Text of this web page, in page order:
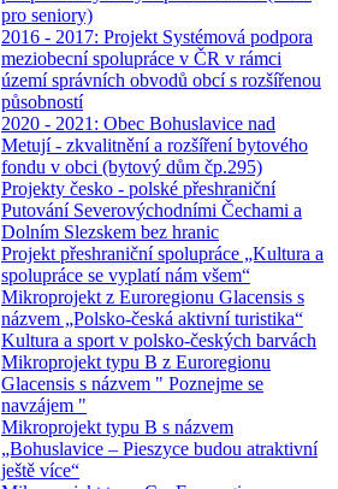
pro seniory)
2016 - 2017: Projekt Systémová podpora
meziobecní spolupráce v ČR v rámci
území správních obvodů obcí s rozšířenou
působností
2020 - 2021: Obec Bohuslavice nad
Metují - zkvalitnění a rozšíření bytového
fondu v obci (bytový dům čp.295)
Projekty česko - polské přeshraniční
Putování Severovýchodními Čechami a
Dolním Slezskem bez hranic
Projekt přeshraniční spolupráce „Kultura a
spolupráce se vyplatí nám všem“
Mikroprojekt z Euroregionu Glacensis s
názvem „Polsko-česká aktivní turistika“
Kultura a sport v polsko-českých barvách
Mikroprojekt typu B z Euroregionu
Glacensis s názvem " Poznejme se
navzájem "
Mikroprojekt typu B s názvem
„Bohuslavice – Pieszyce budou atraktivní
ještě více“